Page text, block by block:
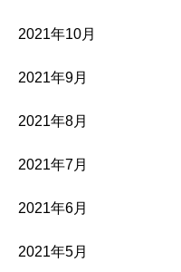
2021年10月
2021年9月
2021年8月
2021年7月
2021年6月
2021年5月